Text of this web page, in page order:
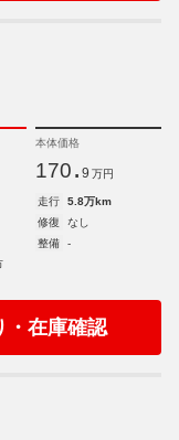
本体価格
170. 9 万円
走行
5.8万km
修復
なし
整備
-
・在庫確認